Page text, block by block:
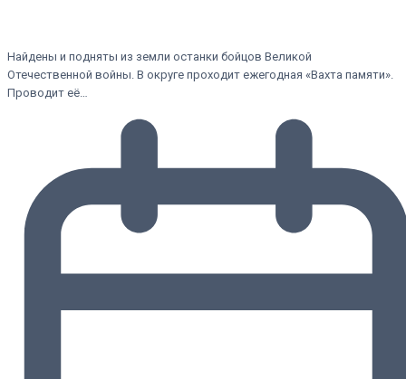
Найдены и подняты из земли останки бойцов Великой
Отечественной войны. В округе проходит ежегодная «Вахта памяти».
Проводит её…